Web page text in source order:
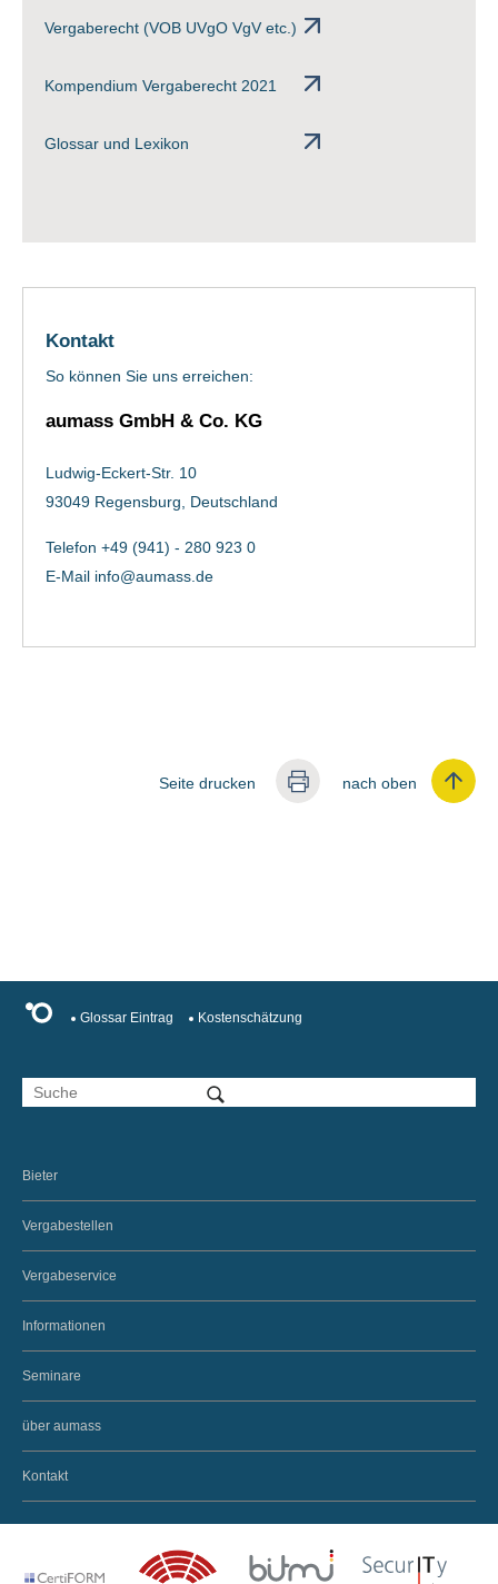
Vergaberecht (VOB UVgO VgV etc.)
Kompendium Vergaberecht 2021
Glossar und Lexikon
Kontakt
So können Sie uns erreichen:
aumass GmbH & Co. KG
Ludwig-Eckert-Str. 10
93049 Regensburg, Deutschland
Telefon +49 (941) - 280 923 0
E-Mail info@aumass.de
nach oben
Seite drucken
Glossar Eintrag Kostenschätzung
Bieter
Vergabestellen
Vergabeservice
Informationen
Seminare
über aumass
Kontakt